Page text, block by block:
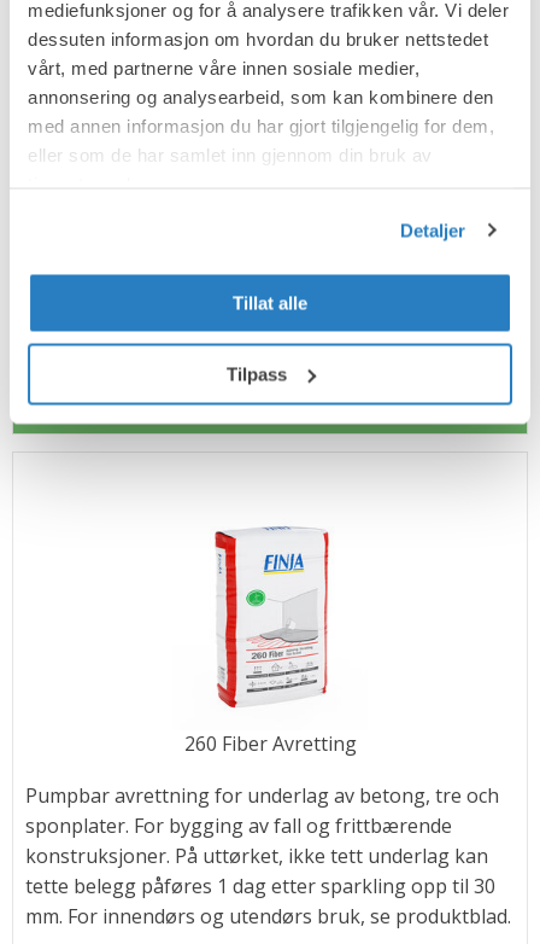
mediefunksjoner og for å analysere trafikken vår. Vi deler
dessuten informasjon om hvordan du bruker nettstedet
vårt, med partnerne våre innen sosiale medier,
annonsering og analysearbeid, som kan kombinere den
med annen informasjon du har gjort tilgjengelig for dem,
eller som de har samlet inn gjennom din bruk av
Detaljer
Tillat alle
Tilpass
262 R Avretting
Rask og pumpbar avretting med gode flytegenskaper.
Kan belegges etter 12–24 timer. For underlag av
Ikke glem å legge til Primer
Legg i handlekurv
260 Fiber Avretting
Pumpbar avrettning for underlag av betong, tre och
sponplater. For bygging av fall og frittbærende
konstruksjoner. På uttørket, ikke tett underlag kan
tette belegg påføres 1 dag etter sparkling opp til 30
mm. For innendørs og utendørs bruk, se produktblad.